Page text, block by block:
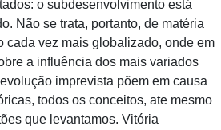
o subdesenvolvimento está
Não se trata, portanto, de matéria
cada vez mais globalizado, onde em
a influência dos mais variados
imprevista põem em causa
todos os conceitos, ate mesmo
que levantamos. Vitória